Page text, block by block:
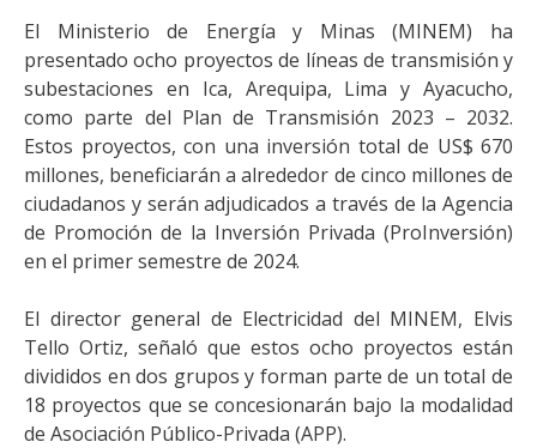
El Ministerio de Energía y Minas (MINEM) ha
presentado ocho proyectos de líneas de transmisión y
subestaciones en Ica, Arequipa, Lima y Ayacucho,
como parte del Plan de Transmisión 2023 – 2032.
Estos proyectos, con una inversión total de US$ 670
millones, beneficiarán a alrededor de cinco millones de
ciudadanos y serán adjudicados a través de la Agencia
de Promoción de la Inversión Privada (ProInversión)
en el primer semestre de 2024.
El director general de Electricidad del MINEM, Elvis
Tello Ortiz, señaló que estos ocho proyectos están
divididos en dos grupos y forman parte de un total de
18 proyectos que se concesionarán bajo la modalidad
de Asociación Público-Privada (APP).